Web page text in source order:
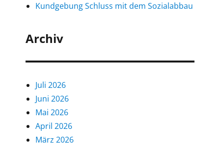
Kundgebung Schluss mit dem Sozialabbau
Archiv
Juli 2026
Juni 2026
Mai 2026
April 2026
März 2026